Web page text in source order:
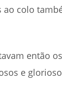
ao colo
então
e